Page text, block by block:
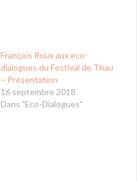
François Roux aux eco-
dialogues du Festival de Thau
– Présentation
16 septembre 2018
Dans "Eco-Dialogues"